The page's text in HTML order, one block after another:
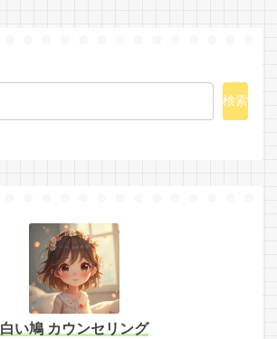
検索
白い鳩 カウンセリング